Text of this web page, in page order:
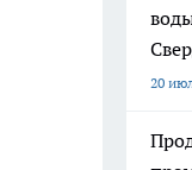
20